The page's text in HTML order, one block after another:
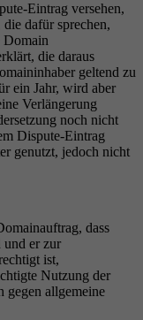
Eintrag versehen,
dafür sprechen,
Domain
die daraus
geltend zu
ein Jahr, wird aber
Verlängerung
noch nicht
Dispute-Eintrag
genutzt, jedoch nicht
dass
und er zur
ist,
Nutzung der
gegen allgemeine